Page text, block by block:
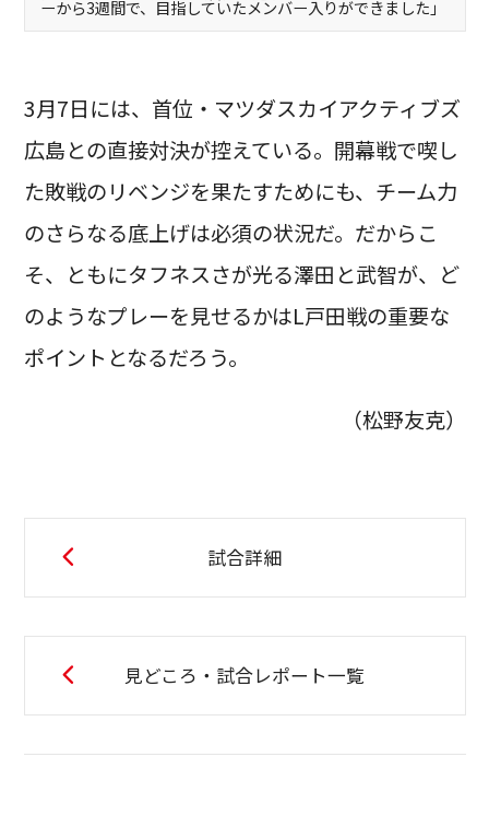
ーから3週間で、目指していたメンバー入りができました」
3月7日には、首位・マツダスカイアクティブズ
広島との直接対決が控えている。開幕戦で喫し
た敗戦のリベンジを果たすためにも、チーム力
のさらなる底上げは必須の状況だ。だからこ
そ、ともにタフネスさが光る澤田と武智が、ど
のようなプレーを見せるかはL戸田戦の重要な
ポイントとなるだろう。
（松野友克）
試合詳細
見どころ・試合レポート一覧